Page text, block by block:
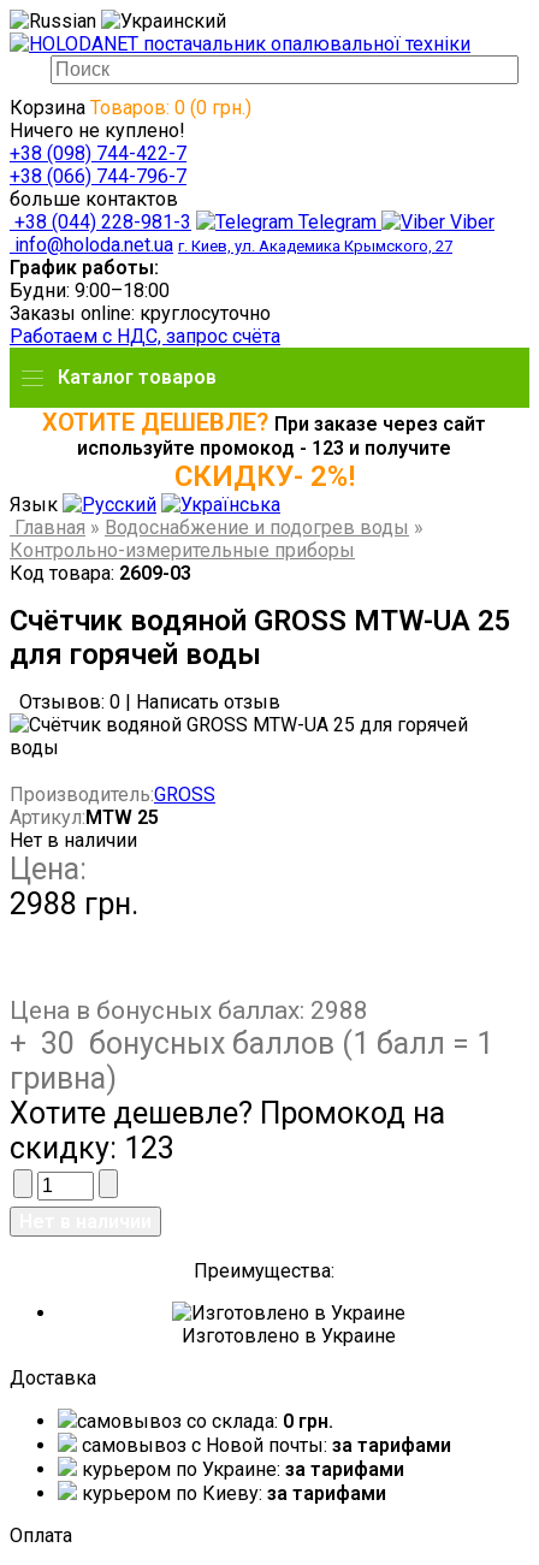
Корзина Товаров: 0 (0 грн.)
Ничего не куплено!
+38 (098) 744-422-7
+38 (066) 744-796-7
больше контактов
+38 (044) 228-981-3
Telegram
Viber
info@holoda.net.ua г. Киев, ул. Академика Крымского, 27
График работы:
Будни: 9:00–18:00
Заказы online: круглосуточно
Работаем с НДС, запрос счёта
Каталог товаров
ХОТИТЕ ДЕШЕВЛЕ? При заказе через сайт
используйте промокод - 123 и получите
СКИДКУ- 2%!
Язык
Главная » Водоснабжение и подогрев воды »
Контрольно-измерительные приборы
Код товара: 2609-03
Счётчик водяной GROSS MTW-UA 25
для горячей воды
Отзывов: 0 Написать отзыв
Производитель:GROSS
Артикул: MTW 25
Нет в наличии
Цена:
2988 грн.
Цена в бонусных баллах: 2988
+ 30 бонусных баллов (1 балл = 1
гривна)
Хотите дешевле? Промокод на
скидку: 123
Преимущества:
Изготовлено в Украине
Доставка
самовывоз со склада: 0 грн.
самовывоз c Новой почты: за тарифами
курьером по Украине: за тарифами
курьером по Киеву: за тарифами
Оплата